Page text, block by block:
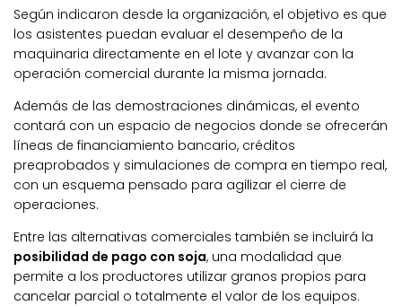
Según indicaron desde la organización, el objetivo es que
los asistentes puedan evaluar el desempeño de la
maquinaria directamente en el lote y avanzar con la
operación comercial durante la misma jornada.
Además de las demostraciones dinámicas, el evento
contará con un espacio de negocios donde se ofrecerán
líneas de financiamiento bancario, créditos
preaprobados y simulaciones de compra en tiempo real,
con un esquema pensado para agilizar el cierre de
operaciones.
Entre las alternativas comerciales también se incluirá la
posibilidad de pago con soja, una modalidad que
permite a los productores utilizar granos propios para
cancelar parcial o totalmente el valor de los equipos.